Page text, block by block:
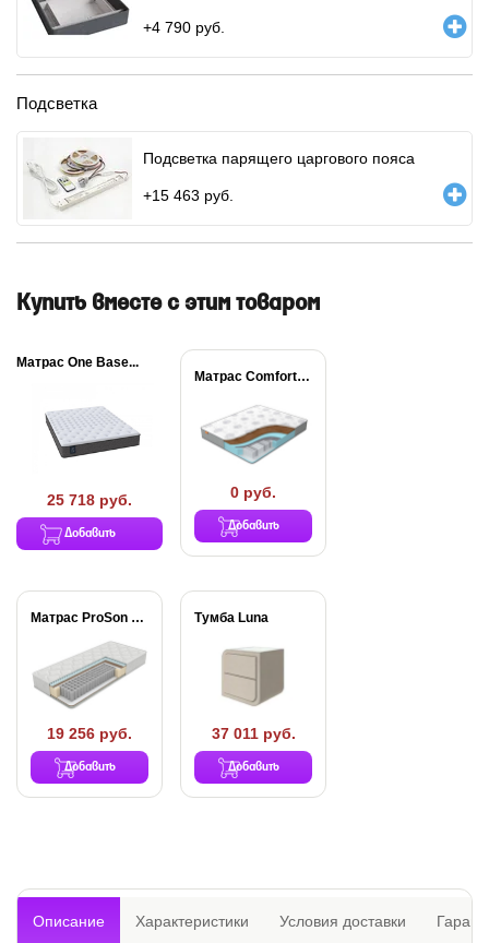
+4 790 руб.
Подсветка
Подсветка парящего царгового пояса
+15 463 руб.
Купить вместе с этим товаром
Матрас One Base...
25 718 руб.
Добавить
Матрас Comfort Prim...
0 руб.
Добавить
Матрас ProSon Active...
19 256 руб.
Добавить
Тумба Luna
37 011 руб.
Добавить
Описание Характеристики Условия доставки